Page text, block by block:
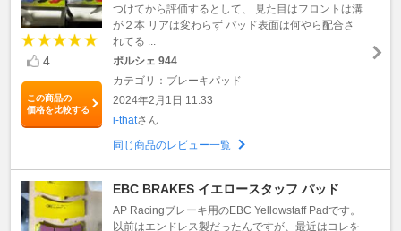
4
この商品の
価格を比較する
つけてから評価するとして、 見た目はフロントは溝
が２本 リアは変わらず パッド表面は何やら配合さ
れてる ...
ポルシェ 944
カテゴリ：ブレーキパッド
2024年2月1日 11:33
i-thatさん
同じ商品のレビュー一覧
EBC BRAKES イエロースタッフ パッド
AP Racingブレーキ用のEBC Yellowstaff Padです。
以前はエンドレス製だったんですが、最近はコレを